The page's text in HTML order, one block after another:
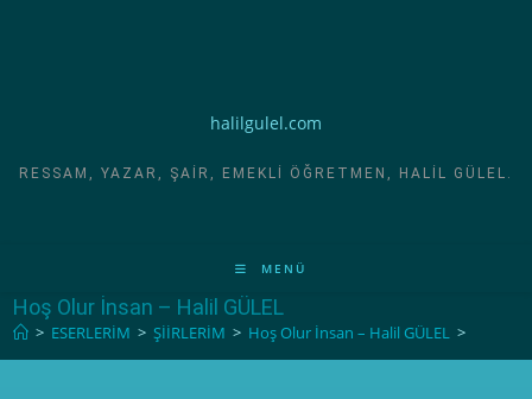
halilgulel.com
RESSAM, YAZAR, ŞAIR, EMEKLI ÖĞRETMEN, HALIL GÜLEL.
MENÜ
Hoş Olur İnsan – Halil GÜLEL
> ESERLERİM > ŞİİRLERİM > Hoş Olur İnsan – Halil GÜLEL >